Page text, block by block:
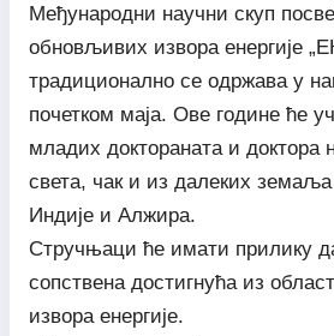
Међународни научни скуп
обновљивих извора енергије
традиционално се одржава у
почетком маја. Ове године ће
младих доктораната и доктора
света, чак и из далеких земаља
Индије и Алжира.
Стручњаци ће имати прилику
сопствена достигнућа из
извора енергије.